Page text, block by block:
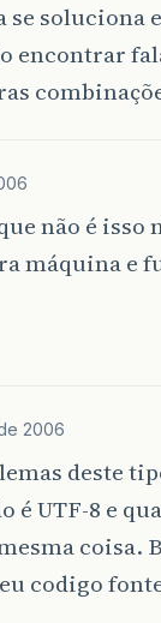
se soluciona
encontrar
não é isso
máquina e
2006
deste
é UTF-8 e
coisa.
codigo